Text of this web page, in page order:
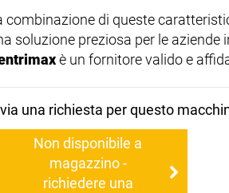
combinazione di queste
soluzione preziosa per le aziende
è un fornitore valido e
una richiesta per questo
Non disponibile a
magazzino -
richiedere una